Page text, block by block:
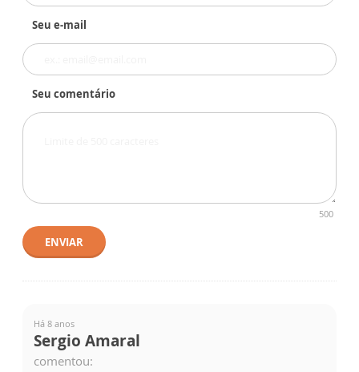
Seu e-mail
Seu comentário
500
ENVIAR
Há 8 anos
Sergio Amaral
comentou: